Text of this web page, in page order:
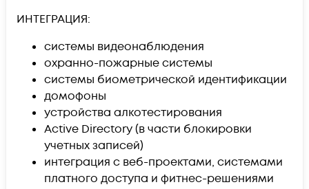
ИНТЕГРАЦИЯ:
системы видеонаблюдения
охранно-пожарные системы
системы биометрической идентификации
домофоны
устройства алкотестирования
Active Directory (в части блокировки
учетных записей)
интеграция с веб-проектами, системами
платного доступа и фитнес-решениями